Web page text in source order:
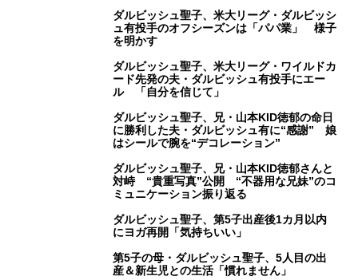
ダルビッシュ聖子、米大リーグ・ダルビッシ
ュ有投手のオフシーズンは「パパ業」 様子
を明かす
ダルビッシュ聖子、米大リーグ・ワイルドカ
ード先発の夫・ダルビッシュ有投手にエー
ル 「自分を信じて」
ダルビッシュ聖子、兄・山本KID徳郁の命日
に勝利した夫・ダルビッシュ有に“感謝” 娘
はシールで腕を“デコレーション”
ダルビッシュ聖子、兄・山本KID徳郁さんと
対峙 “貴重写真”公開 “不器用な兄妹”のコ
ミュニケーション振り返る
ダルビッシュ聖子、第5子出産後1カ月以内
にヨガ再開「気持ちいい」
第5子の母・ダルビッシュ聖子、5人目の出
産＆新生児との生活「慣れません」